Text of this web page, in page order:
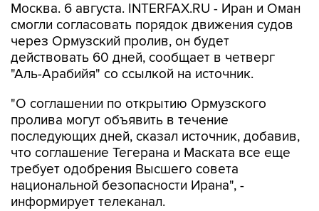
Москва. 6 августа. INTERFAX.RU - Иран и Оман
смогли согласовать порядок движения судов
через Ормузский пролив, он будет
действовать 60 дней, сообщает в четверг
"Аль-Арабийя" со ссылкой на источник.
"О соглашении по открытию Ормузского
пролива могут объявить в течение
последующих дней, сказал источник, добавив,
что соглашение Тегерана и Маската все еще
требует одобрения Высшего совета
национальной безопасности Ирана", -
информирует телеканал.